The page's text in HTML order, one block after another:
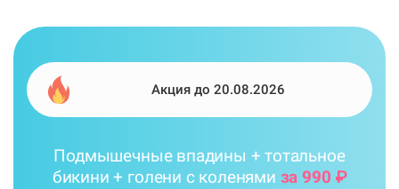
Акция до 20.08.2026
Подмышечные впадины + тотальное
бикини + голени с коленями за 990 ₽